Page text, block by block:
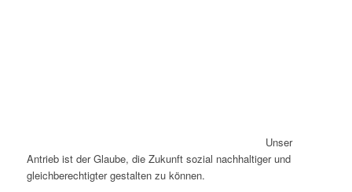
Unser
Antrieb ist der Glaube, die Zukunft sozial nachhaltiger und
gleichberechtigter gestalten zu können.